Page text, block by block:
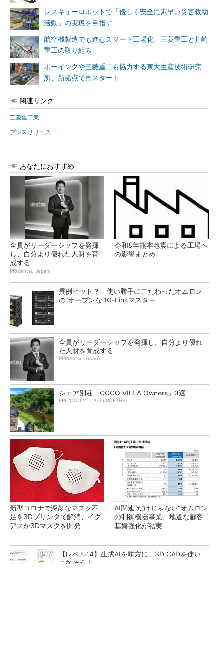
レスキューロボットで「優しく安全に素早い災害救助
活動」の実現を目指す
航空機製造でも進むスマート工場化、三菱重工と川崎
重工の取り組み
ボーイングや三菱重工も協力する東大生産技術研究
所、新拠点で再スタート
関連リンク
三菱重工業
プレスリリース
あなたにおすすめ
全員がリーダーシップを発揮
し、自分より優れた人財を育
成する
PR(dentsu Japan)
令和8年熊本地震による工場へ
の影響まとめ
異例ヒット？ 使い勝手にこだわったオムロン
の“オープンな”IO-Linkマスター
全員がリーダーシップを発揮し、自分より優れ
た人財を育成する
PR(dentsu Japan)
シェア別荘「COCO VILLA Owners」3選
PR(COCO VILLA on GOETHE)
新型コロナで深刻なマスク不
足を3Dプリンタで解消、イグ
アスが3Dマスクを開発
AI関連“だけじゃない”オムロン
の制御機器事業、地道な顧客
基盤強化が結実
【レベル14】生成AIを味方に、3D CADを使い
こなそう！